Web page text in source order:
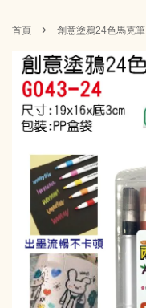
首頁 › 創意塗鴉24色馬克筆